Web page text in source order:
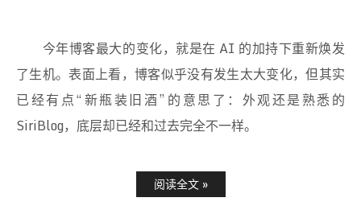
今年博客最大的变化，就是在 AI 的加持下重新焕发
了生机。表面上看，博客似乎没有发生太大变化，但其实
已经有点“新瓶装旧酒”的意思了：外观还是熟悉的
SiriBlog，底层却已经和过去完全不一样。
阅读全文 »